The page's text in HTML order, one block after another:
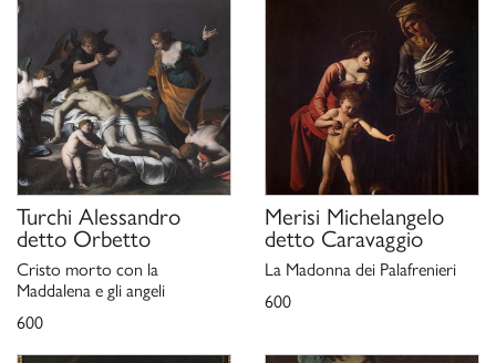
Turchi Alessandro
detto Orbetto
Cristo morto con la
Maddalena e gli angeli
600
Merisi Michelangelo
detto Caravaggio
La Madonna dei Palafrenieri
600